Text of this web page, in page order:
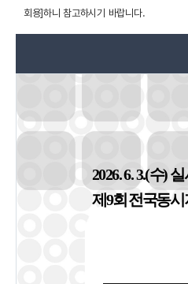
회용]하니 참고하시기 바랍니다.